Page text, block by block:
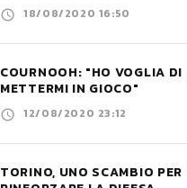
18/08/2020 16:50
COURNOOH: "HO VOGLIA DI
METTERMI IN GIOCO"
12/08/2020 23:12
TORINO, UNO SCAMBIO PER